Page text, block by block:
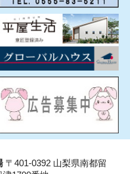
〒401-0392 山梨県南都留